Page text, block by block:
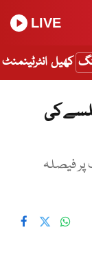
LIVE
کھیل انٹرٹینمنٹ
کی
پر فیصلہ